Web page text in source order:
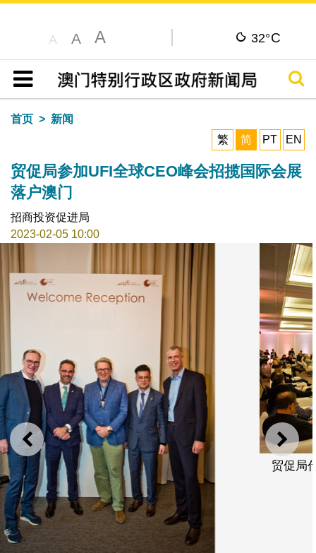
A A A 32°C
目录
搜寻
首页
新闻
繁
简 PT EN
贸促局参加UFI全球CEO峰会招揽国际会展
落户澳门
招商投资促进局
2023-02-05 10:00
上一则 下一
贸促局代表应邀赴葡萄牙里斯本出席“UFI全球CEO峰会”